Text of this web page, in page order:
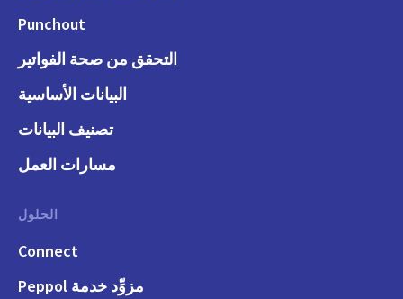
Punchout
التحقق من صحة الفواتير
البيانات الأساسية
تصنيف البيانات
مسارات العمل
الحلول
Connect
مزوِّد خدمة Peppol